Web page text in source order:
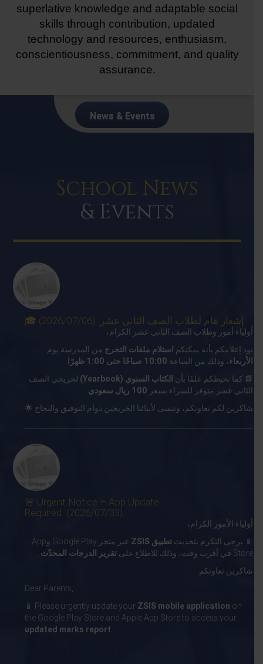
superlative knowledge and adaptable social
skills through contribution, updated
technology and resources, enthusiasm,
conscientiousness, commitment, and quality
assurance.
News & Events
School News
& Events
🎓 إشعار هام لطلاب الصف الثاني عشر (2026/07/06)
أولياء أمور وطلاب الصف الثاني عشر الكرام،
نود إعلامكم بأنه يمكنكم استلام ملفات التخرج من المدرسة يوم
الأربعاء، وذلك من الساعة 10:00 صباحًا حتى 1:00 ظهرًا
.
📘 كما نحيطكم علمًا بأن الكتاب السنوي (Yearbook)
لخريجي الصف
الثاني عشر متوفر للشراء بسعر 100 ريال سعودي
.
شاكرين لكم تعاونكم، ونتمنى لأبنائنا الخريجين دوام التوفيق والنجاح 🌟
🚨 Urgent Notice – App Update
Required (2026/07/03)
أولياء الأمور الكرام،
📱 يرجى التكرم بتحديث تطبيق ZSIS
عبر متجر Google Play وApp
Store في أقرب وقت، وذلك للاطلاع على
تقرير الدرجات المحدّث.
شاكرين تعاونكم.
Dear Parents,
📱 Please urgently update your ZSIS mobile application on
the Google Play Store and Apple App Store to access your
updated marks report.